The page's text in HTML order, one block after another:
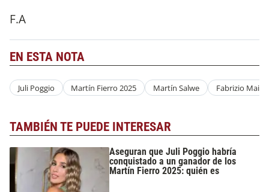
F.A
EN ESTA NOTA
Juli Poggio Martín Fierro 2025 Martín Salwe Fabrizio Maida
TAMBIÉN TE PUEDE INTERESAR
Aseguran que Juli Poggio habría
conquistado a un ganador de los
Martín Fierro 2025: quién es